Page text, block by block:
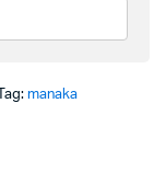
Tag: manaka